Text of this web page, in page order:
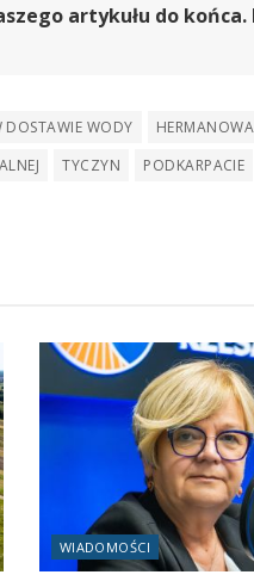
artykułu do końca.
DOSTAWIE WODY HERMANOWA
TYCZYN PODKARPACIE
WIADOMOŚCI